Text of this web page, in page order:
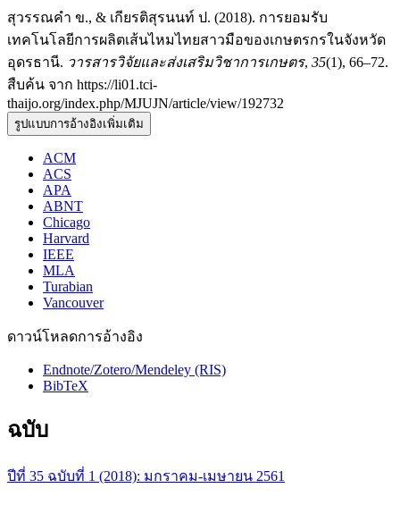
สุวรรณคำ ข., & เกียรติสุรนนท์ ป. (2018). การยอมรับ
เทคโนโลยีการผลิตเส้นไหมไทยสาวมือของเกษตรกรในจังหวัด
อุดรธานี. วารสารวิจัยและส่งเสริมวิชาการเกษตร, 35(1), 66–72.
สืบค้น จาก https://li01.tci-
thaijo.org/index.php/MJUJN/article/view/192732
รูปแบบการอ้างอิงเพิ่มเติม
ACM
ACS
APA
ABNT
Chicago
Harvard
IEEE
MLA
Turabian
Vancouver
ดาวน์โหลดการอ้างอิง
Endnote/Zotero/Mendeley (RIS)
BibTeX
ฉบับ
ปีที่ 35 ฉบับที่ 1 (2018): มกราคม-เมษายน 2561